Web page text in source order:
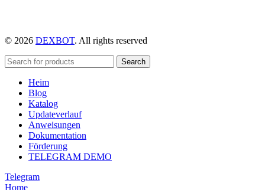
© 2026 DEXBOT. All rights reserved
Search
Heim
Blog
Katalog
Updateverlauf
Anweisungen
Dokumentation
Förderung
TELEGRAM DEMO
Telegram
Home